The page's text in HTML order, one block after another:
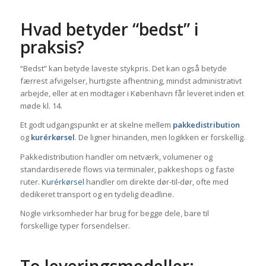
Hvad betyder “bedst” i
praksis?
“Bedst” kan betyde laveste stykpris. Det kan også betyde
færrest afvigelser, hurtigste afhentning, mindst administrativt
arbejde, eller at en modtager i København får leveret inden et
møde kl. 14.
Et godt udgangspunkt er at skelne mellem pakkedistribution
og kurérkørsel. De ligner hinanden, men logikken er forskellig.
Pakkedistribution handler om netværk, volumener og
standardiserede flows via terminaler, pakkeshops og faste
ruter. Kurérkørsel handler om direkte dør-til-dør, ofte med
dedikeret transport og en tydelig deadline.
Nogle virksomheder har brug for begge dele, bare til
forskellige typer forsendelser.